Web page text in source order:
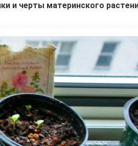
и черты материнского